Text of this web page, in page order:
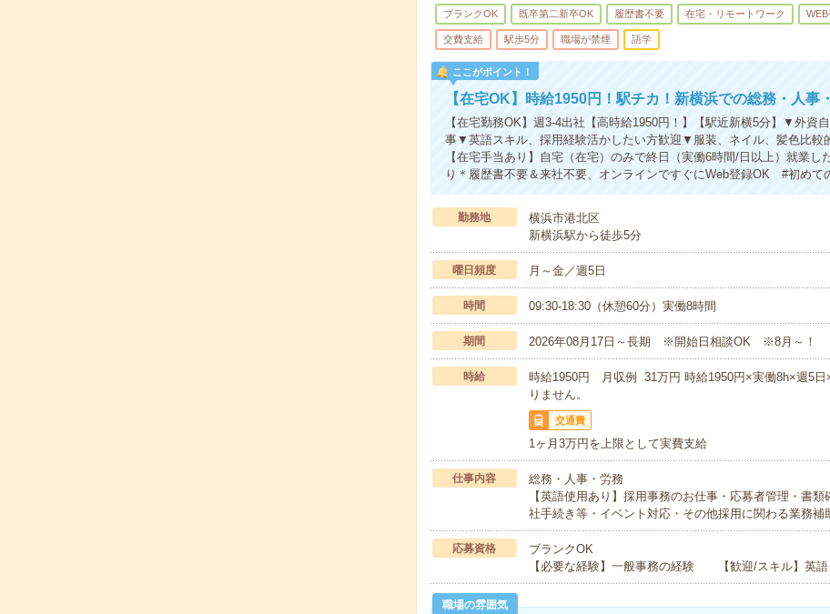
ブランクOK 既卒第二新卒OK 履歴書不要 在宅・リモートワーク
交費支給 駅歩5分 職場が禁煙 語学
ここがポイント！
【在宅OK】時給1950円！駅チカ！新横浜での総務・人事
【在宅勤務OK】週3-4出社【高時給1950円！】【駅近新横5分】▼外資
事▼英語スキル、採用経験活かしたい方歓迎▼服装、ネイル、髪色比
【在宅手当あり】自宅（在宅）のみで終日（実働6時間/日以上）就業
り＊履歴書不要＆来社不要、オンラインですぐにWeb登録OK #初め
勤務地
横浜市港北区
新横浜駅から徒歩5分
曜日頻度 月～金／週5日
時間 09:30-18:30（休憩60分）実働8時間
期間 2026年08月17日～長期 ※開始日相談OK ※8月～！
時給
時給1950円 月収例 31万円 時給1950円×実働8h×週5
りません。
交通費
1ヶ月3万円を上限として実費支給
仕事内容
総務・人事・労務
【英語使用あり】採用事務のお仕事・応募者管理・書
社手続き等・イベント対応・その他採用に関わる業務
応募資格
ブランクOK
【必要な経験】一般事務の経験 【歓迎/スキル】英語
職場の雰囲気